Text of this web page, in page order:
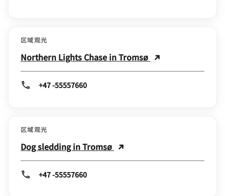
区域观光
Northern Lights Chase in Tromsø
+47 -55557660
区域观光
Dog sledding in Tromsø
+47 -55557660